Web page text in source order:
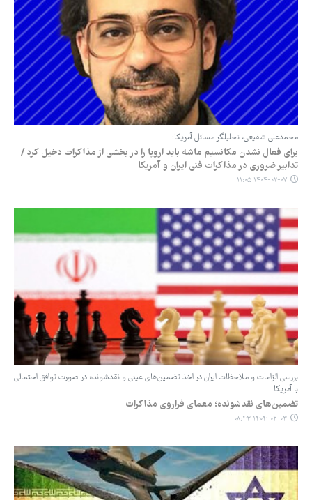
محمدعلی شفیعی، تحلیلگر مسائل آمریکا:
برای فعال نشدن مکانسیم ماشه باید اروپا را در بخشی از مذاکرات دخیل کرد /
تدابیر ضروری در مذاکرات فنی ایران و آمریکا
۱۴۰۴-۰۲-۰۷ ۱۱:۰۵
بررسی الزامات و ملاحظات ایران در اخذ تضمین‌های عینی و نقدشونده در صورت توافق احتمالی
با آمریکا
تضمین‌های نقدشونده؛ معمای فراروی مذاکرات
۱۴۰۴-۰۲-۰۳ ۰۸:۴۳